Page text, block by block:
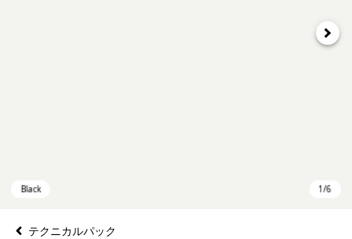
次へ
テクニカルパック